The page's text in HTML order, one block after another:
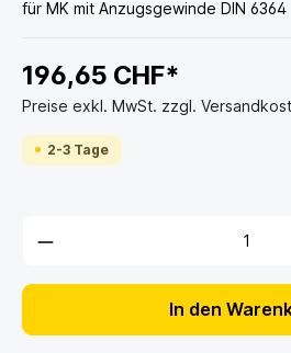
für MK mit Anzugsgewinde DIN 6364
196,65 CHF*
Preise exkl. MwSt. zzgl.
2-3 Tage
In den